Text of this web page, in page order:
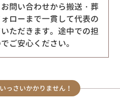
問い合わせから搬送・葬
ローまで一貫して代表の
ただきます。途中での担
ご安心ください。
っさいかかりません！